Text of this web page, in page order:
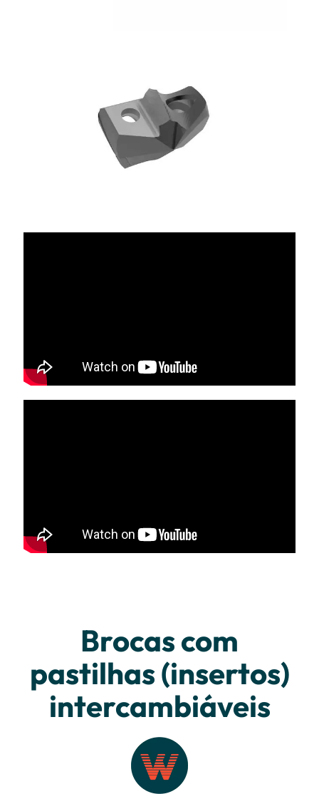
Brocas com
pastilhas (insertos)
intercambiáveis